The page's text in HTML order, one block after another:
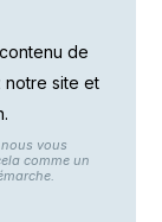
de
notre site et
vous
comme un